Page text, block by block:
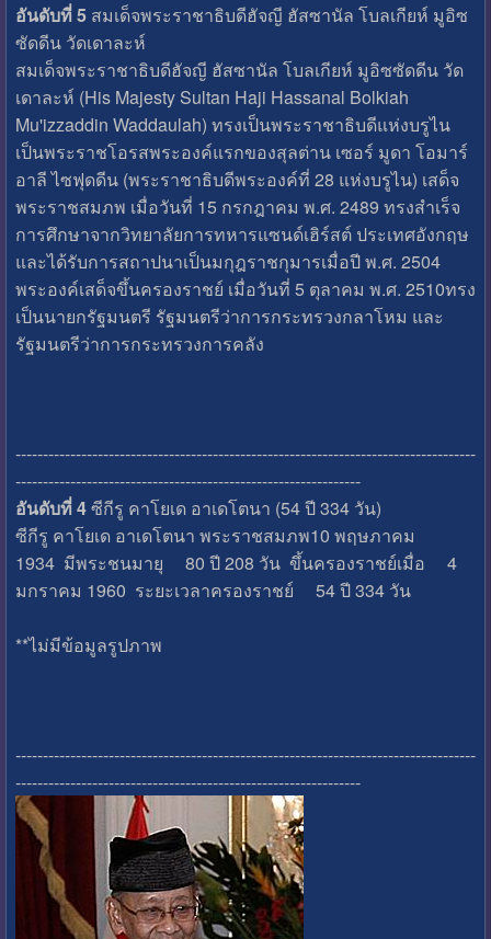
อันดับที่ 5สมเด็จพระราชาธิบดีฮัจญี ฮัสซานัล โบลเกียห์ มูอิซ
ซัดดีน วัดเดาละห์
สมเด็จพระราชาธิบดีฮัจญี ฮัสซานัล โบลเกียห์ มูอิซซัดดีน วัด
เดาละห์ (His Majesty Sultan Haji Hassanal Bolkiah
Mu'izzaddin Waddaulah) ทรงเป็นพระราชาธิบดีแห่งบรูไน
เป็นพระราชโอรสพระองค์แรกของสุลต่าน เซอร์ มูดา โอมาร์
อาลี ไซฟุดดีน (พระราชาธิบดีพระองค์ที่ 28 แห่งบรูไน) เสด็จ
พระราชสมภพ เมื่อวันที่ 15 กรกฎาคม พ.ศ. 2489 ทรงสำเร็จ
การศึกษาจากวิทยาลัยการทหารแซนด์เฮิร์สต์ ประเทศอังกฤษ
และได้รับการสถาปนาเป็นมกุฎราชกุมารเมื่อปี พ.ศ. 2504
พระองค์เสด็จขึ้นครองราชย์ เมื่อวันที่ 5 ตุลาคม พ.ศ. 2510ทรง
เป็นนายกรัฐมนตรี รัฐมนตรีว่าการกระทรวงกลาโหม และ
รัฐมนตรีว่าการกระทรวงการคลัง
------------------------------------------------------------------------------------
---------------------------------------------------------------
อันดับที่ 4ซีกีรู คาโยเด อาเดโตนา (54 ปี 334 วัน)
ซีกีรู คาโยเด อาเดโตนา พระราชสมภพ10 พฤษภาคม
1934 มีพระชนมายุ 80 ปี 208 วัน ขึ้นครองราชย์เมื่อ 4
มกราคม 1960 ระยะเวลาครองราชย์ 54 ปี 334 วัน
**ไม่มีข้อมูลรูปภาพ
------------------------------------------------------------------------------------
---------------------------------------------------------------